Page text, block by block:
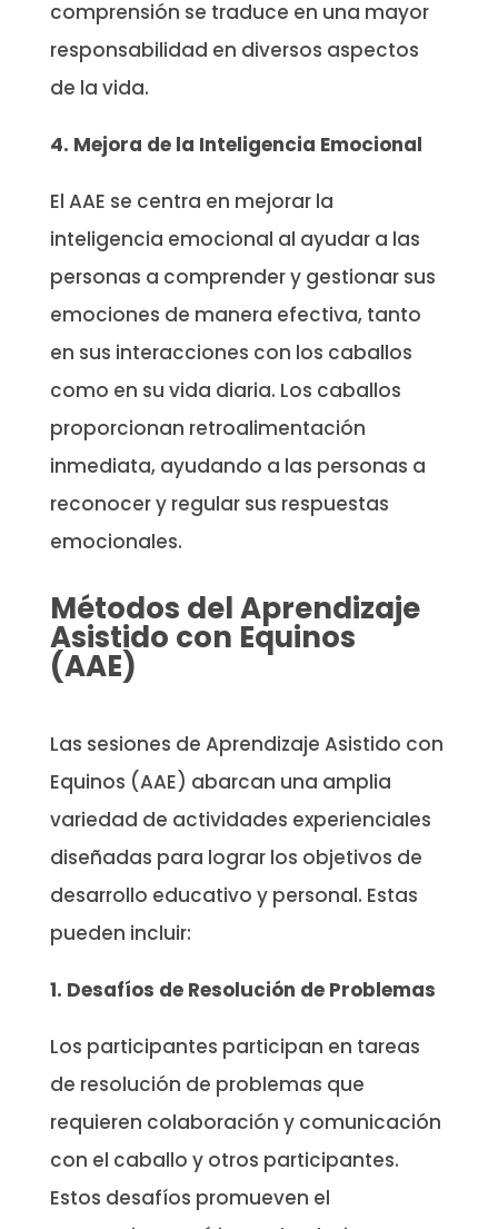
comprensión se traduce en una mayor
responsabilidad en diversos aspectos
de la vida.
4. Mejora de la Inteligencia Emocional
El AAE se centra en mejorar la
inteligencia emocional al ayudar a las
personas a comprender y gestionar sus
emociones de manera efectiva, tanto
en sus interacciones con los caballos
como en su vida diaria. Los caballos
proporcionan retroalimentación
inmediata, ayudando a las personas a
reconocer y regular sus respuestas
emocionales.
Métodos del Aprendizaje
Asistido con Equinos
(AAE)
Las sesiones de Aprendizaje Asistido con
Equinos (AAE) abarcan una amplia
variedad de actividades experienciales
diseñadas para lograr los objetivos de
desarrollo educativo y personal. Estas
pueden incluir:
1. Desafíos de Resolución de Problemas
Los participantes participan en tareas
de resolución de problemas que
requieren colaboración y comunicación
con el caballo y otros participantes.
Estos desafíos promueven el